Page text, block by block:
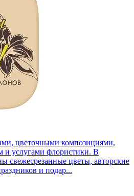
цветочными композициями,
услугами флористики. В
свежесрезанные цветы, авторские
и подар...